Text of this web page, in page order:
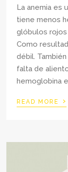
La anemia es
tiene menos
glóbulos
Como
débil.
falta de
hemoglobina
READ MORE ›